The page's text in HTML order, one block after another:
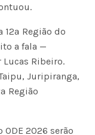
Região do
a fala —
Ribeiro.
Juripiranga,
Região
2026 serão